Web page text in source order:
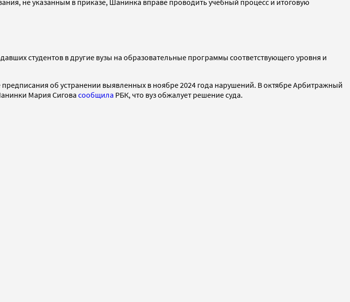
студентов в другие вузы на образовательные программы соответствующего уровня и
об устранении выявленных в ноябре 2024 года нарушений. В октябре Арбитражный
Мария Сигова сообщила РБК, что вуз обжалует решение суда.